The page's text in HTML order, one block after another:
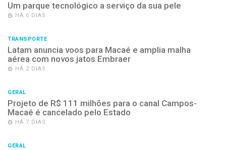
Um parque tecnológico a serviço da sua pele
HÁ 6 DIAS
TRANSPORTE
Latam anuncia voos para Macaé e amplia malha
aérea com novos jatos Embraer
HÁ 2 DIAS
GERAL
Projeto de R$ 111 milhões para o canal Campos-
Macaé é cancelado pelo Estado
HÁ 7 DIAS
GERAL